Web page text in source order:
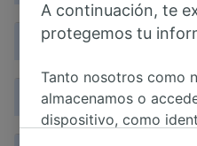
T
U
A continuación, te
protegemos tu
Tanto nosotros como
almacenamos o
dispositivo, como